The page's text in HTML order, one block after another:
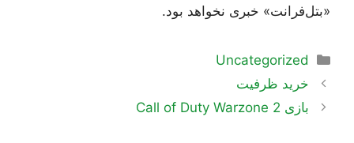
«بتل‌فرانت» خبری نخواهد بود.
دسته‌ها
Uncategorized
ناوبری
نوشته‌ها
خرید ظرفیت
بازی Call of Duty Warzone 2